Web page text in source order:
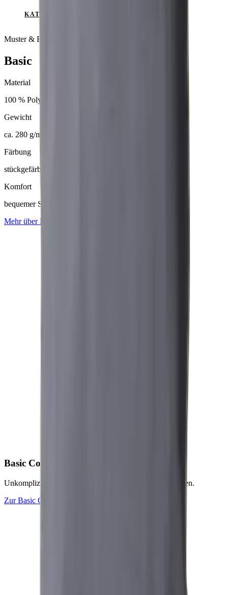
KATALOG ANSEHEN
Muster & Beratung auf Anfrage
Basic
Material
100 % Polyester
Gewicht
ca. 280 g/m²
Färbung
stückgefärbt
Komfort
bequemer Sitzkomfort
Mehr überBasic
Basic Collection
Unkomplizierte Outdoor-Textilien für starke Saisonflächen.
ZurBasic Collection